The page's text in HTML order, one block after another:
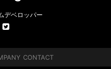
デベロッパー
CONTACT